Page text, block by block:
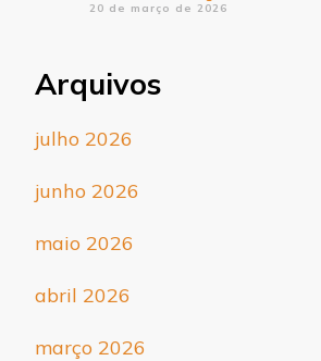
20 de março de 2026
Arquivos
julho 2026
junho 2026
maio 2026
abril 2026
março 2026